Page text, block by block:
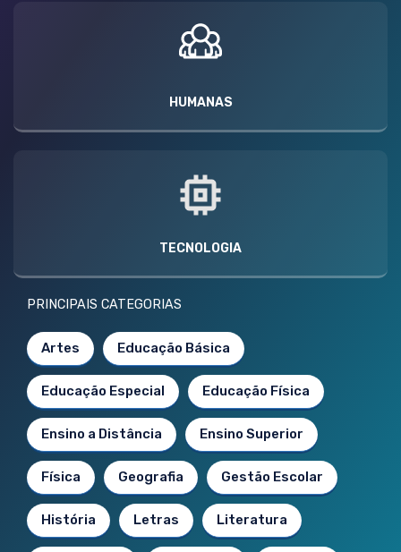
HUMANAS
TECNOLOGIA
PRINCIPAIS CATEGORIAS
Artes Educação Básica
Educação Especial Educação Física
Ensino a Distância Ensino Superior
Física Geografia Gestão Escolar
História Letras Literatura